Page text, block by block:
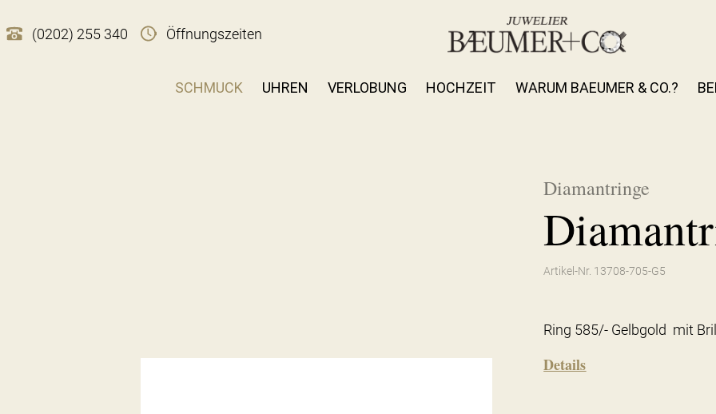
(0202) 255 340 Öffnungszeiten
SCHMUCK UHREN VERLOBUNG HOCHZEIT WARUM BAEUMER & CO.?
Diamantringe
Artikel-Nr. 13708-705-G5
Ring 585/- Gelbgold mit
Details